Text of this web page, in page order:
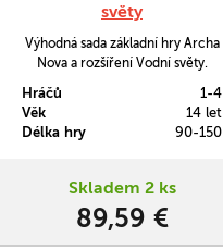
světy
Výhodná sada základní hry Archa
Nova a rozšíření Vodní světy.
Hráčů
1-4
Věk
14 let
Délka hry
90-150
Skladem 2 ks
89,59 €